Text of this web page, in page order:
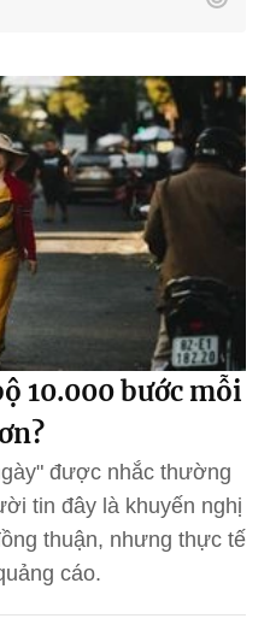
10.000 bước mỗi
được nhắc thường
tin đây là khuyến nghị
thuận, nhưng thực tế
cáo.